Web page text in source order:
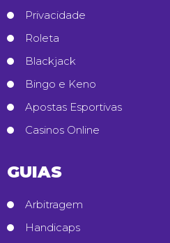
Privacidade
Roleta
Blackjack
Bingo e Keno
Apostas Esportivas
Casinos Online
GUIAS
Arbitragem
Handicaps